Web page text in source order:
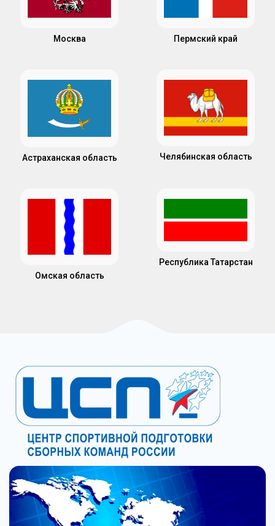
Москва Пермский край
Астраханская область Челябинская область
Омская область
Республика Татарстан